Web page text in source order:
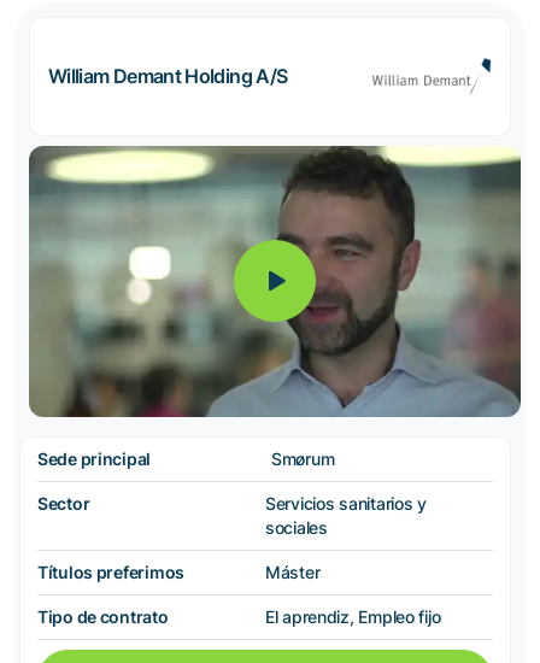
William Demant Holding A/S
Sede principal Smørum
Sector
Servicios sanitarios y
sociales
Títulos preferimos Máster
Tipo de contrato El aprendiz, Empleo fijo